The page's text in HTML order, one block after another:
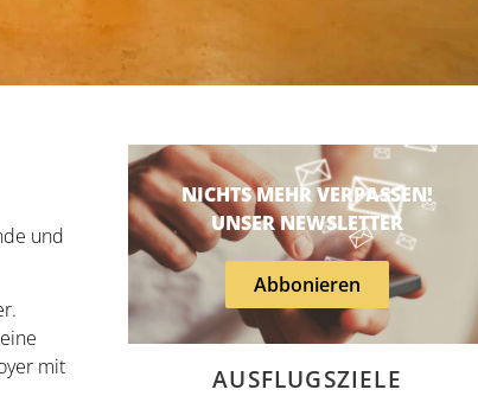
und
mit
NICHTS MEHR VERPASSEN!
UNSER NEWSLETTER
Abbonieren
AUSFLUGSZIELE